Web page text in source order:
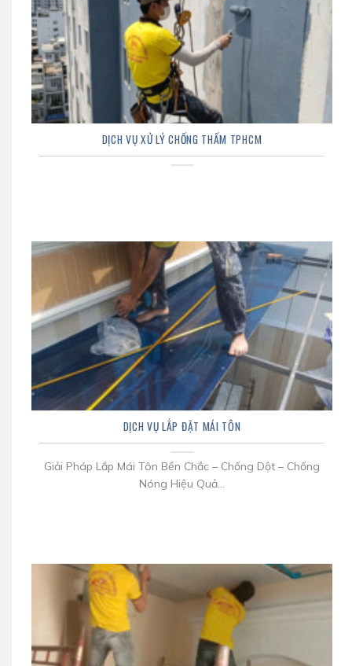
DỊCH VỤ XỬ LÝ CHỐNG THẤM TPHCM
DỊCH VỤ LẮP ĐẶT MÁI TÔN
Giải Pháp Lắp Mái Tôn Bền Chắc – Chống Dột – Chống
Nóng Hiệu Quả...